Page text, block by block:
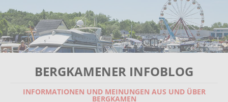
BERGKAMENER INFOBLOG
INFORMATIONEN UND MEINUNGEN AUS UND ÜBER
BERGKAMEN